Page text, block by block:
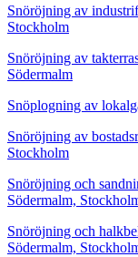
Snöröjning av
Stockholm
Snöröjning av
Södermalm
Snöplogning av
Snöröjning av
Stockholm
Snöröjning och
Södermalm,
Snöröjning och
Södermalm,